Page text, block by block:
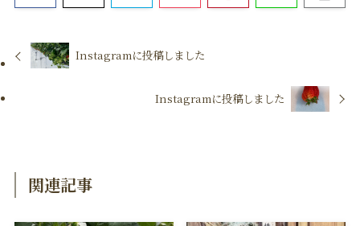
Instagramに投稿しました
Instagramに投稿しました
関連記事